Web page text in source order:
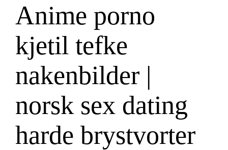
Anime porno
kjetil tefke
nakenbilder |
norsk sex dating
harde brystvorter